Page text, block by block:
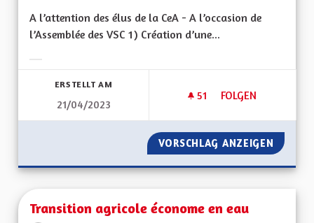
A l’attention des élus de la CeA - A l’occasion de
l’Assemblée des VSC 1) Création d’une...
ERSTELLT AM
21/04/2023
51 51 FOLLOWER
FOLGEN
TRANSPORT ET
VORSCHLAG ANZEIGEN
Transition agricole économe en eau